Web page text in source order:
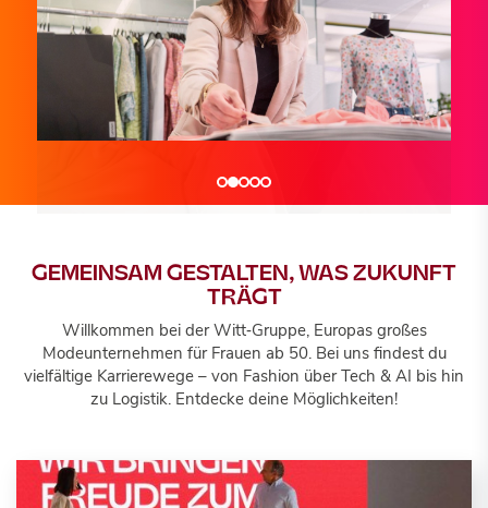
Jobportal
Jobportal
Jobportal
GEMEINSAM GESTALTEN, WAS ZUKUNFT
TRÄGT
Willkommen bei der Witt‑Gruppe, Europas großes
Modeunternehmen für Frauen ab 50. Bei uns findest du
vielfältige Karrierewege – von Fashion über Tech & AI bis hin
zu Logistik. Entdecke deine Möglichkeiten!